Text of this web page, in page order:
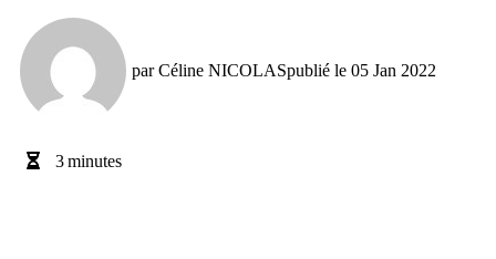
parCéline NICOLASpublié le 05 Jan 2022
3minutes